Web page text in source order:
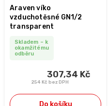
Araven víko
vzduchotěsné GN1/2
transparent
Skladem – k
okamžitému
odběru
254 Kč bez DPH
307,34 Kč
Do košíku